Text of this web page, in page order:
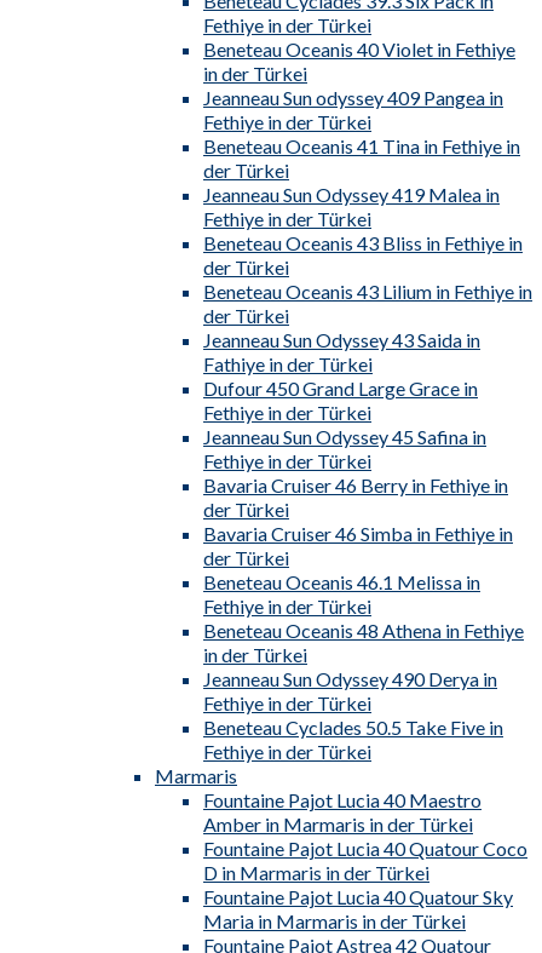
Fethiye in der Türkei
Beneteau Oceanis 40 Violet in Fethiye
in der Türkei
Jeanneau Sun odyssey 409 Pangea in
Fethiye in der Türkei
Beneteau Oceanis 41 Tina in Fethiye in
der Türkei
Jeanneau Sun Odyssey 419 Malea in
Fethiye in der Türkei
Beneteau Oceanis 43 Bliss in Fethiye in
der Türkei
Beneteau Oceanis 43 Lilium in Fethiye in
der Türkei
Jeanneau Sun Odyssey 43 Saida in
Fathiye in der Türkei
Dufour 450 Grand Large Grace in
Fethiye in der Türkei
Jeanneau Sun Odyssey 45 Safina in
Fethiye in der Türkei
Bavaria Cruiser 46 Berry in Fethiye in
der Türkei
Bavaria Cruiser 46 Simba in Fethiye in
der Türkei
Beneteau Oceanis 46.1 Melissa in
Fethiye in der Türkei
Beneteau Oceanis 48 Athena in Fethiye
in der Türkei
Jeanneau Sun Odyssey 490 Derya in
Fethiye in der Türkei
Beneteau Cyclades 50.5 Take Five in
Fethiye in der Türkei
Marmaris
Fountaine Pajot Lucia 40 Maestro
Amber in Marmaris in der Türkei
Fountaine Pajot Lucia 40 Quatour Coco
D in Marmaris in der Türkei
Fountaine Pajot Lucia 40 Quatour Sky
Maria in Marmaris in der Türkei
Fountaine Pajot Astrea 42 Quatour